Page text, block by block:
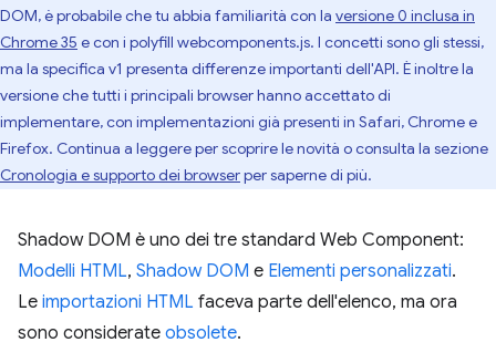
DOM, è probabile che tu abbia familiarità con la versione 0 inclusa in
Chrome 35 e con i polyfill webcomponents.js. I concetti sono gli stessi,
ma la specifica v1 presenta differenze importanti dell'API. È inoltre la
versione che tutti i principali browser hanno accettato di
implementare, con implementazioni già presenti in Safari, Chrome e
Firefox. Continua a leggere per scoprire le novità o consulta la sezione
Cronologia e supporto dei browserper saperne di più.
Shadow DOM è uno dei tre standard Web Component:
Modelli HTML, Shadow DOM e Elementi personalizzati.
Le importazioni HTML faceva parte dell'elenco, ma ora
sono considerate obsolete.